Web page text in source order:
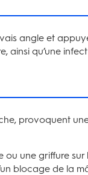
angle et
ainsi qu’une
provoquent
une griffure sur
blocage de la